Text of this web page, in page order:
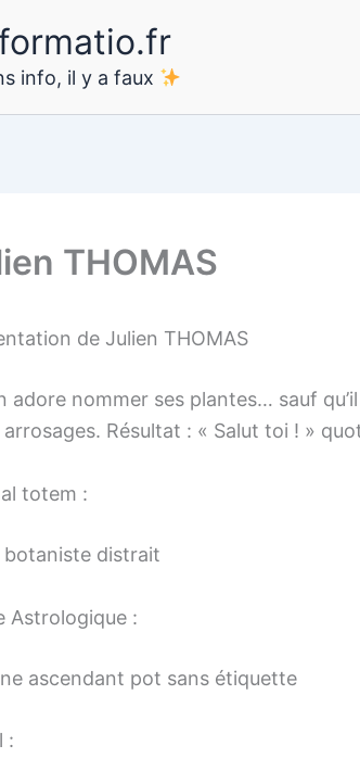
info, il y a faux
THOMAS
de Julien THOMAS
adore nommer ses plantes… sauf
arrosages. Résultat : « Salut toi ! »
totem :
botaniste distrait
Astrologique :
ascendant pot sans étiquette
: